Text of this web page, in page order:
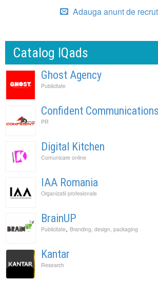
Adauga anunt de
Catalog IQads
Ghost Agency
Publicitate
Confident Communications
PR
Digital Kitchen
Comunicare online
IAA Romania
Organizatii profesionale
BrainUP
Publicitate, Branding, design, packaging
Kantar
Research